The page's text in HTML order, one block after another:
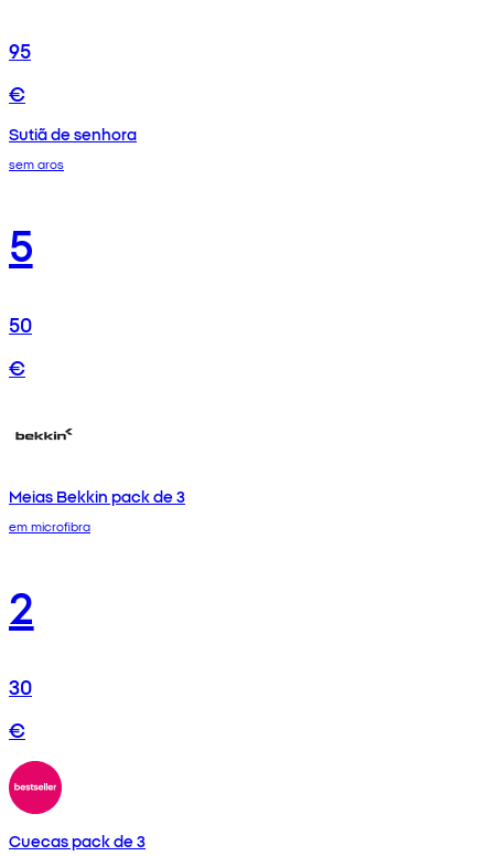
95
€
Sutiã de senhora
sem aros
5
50
€
Meias Bekkin pack de 3
em microfibra
2
30
€
Cuecas pack de 3